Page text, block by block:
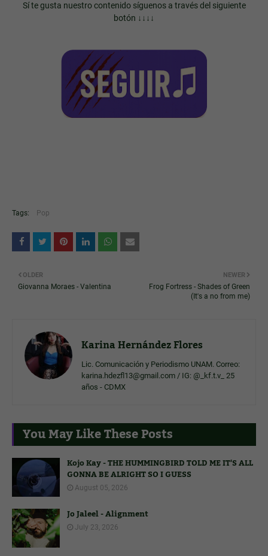
Sí te gusta nuestro contenido síguenos a través del siguiente
botón ↓↓↓↓
Tags: Pop
NEWER
Frog Fortress - Shades of Green
(It's a no from me)
OLDER
Giovanna Moraes - Valentina
Karina Hernández Flores
Lic. Comunicación y Periodismo UNAM. Correo:
karina.hdezfl13@gmail.com / IG: @_kf.t.v_ 25
años - CDMX
You May Like These Posts
Kojo Kay - THE HUMMINGBIRD TOLD ME IT'S ALL
GONNA BE ALRIGHT SO I GUESS
August 05, 2026
Jo Jaleel - Alignment
July 23, 2026